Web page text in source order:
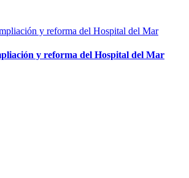
y reforma del Hospital del Mar